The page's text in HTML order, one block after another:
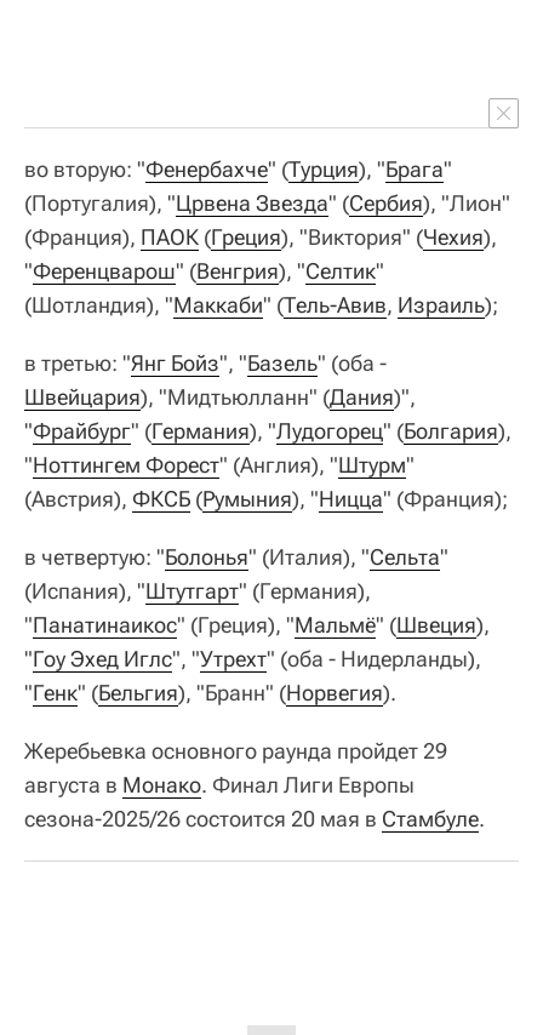
во вторую: "Фенербахче" (Турция), "Брага"
(Португалия), "Црвена Звезда" (Сербия), "Лион"
(Франция), ПАОК (Греция), "Виктория" (Чехия),
"Ференцварош" (Венгрия), "Селтик"
(Шотландия), "Маккаби" (Тель-Авив, Израиль);
в третью: "Янг Бойз", "Базель" (оба -
Швейцария), "Мидтьюлланн" (Дания)",
"Фрайбург" (Германия), "Лудогорец" (Болгария),
"Ноттингем Форест" (Англия), "Штурм"
(Австрия), ФКСБ (Румыния), "Ницца" (Франция);
в четвертую: "Болонья" (Италия), "Сельта"
(Испания), "Штутгарт" (Германия),
"Панатинаикос" (Греция), "Мальмё" (Швеция),
"Гоу Эхед Иглс", "Утрехт" (оба - Нидерланды),
"Генк" (Бельгия), "Бранн" (Норвегия).
Жеребьевка основного раунда пройдет 29
августа в Монако. Финал Лиги Европы
сезона-2025/26 состоится 20 мая в Стамбуле.